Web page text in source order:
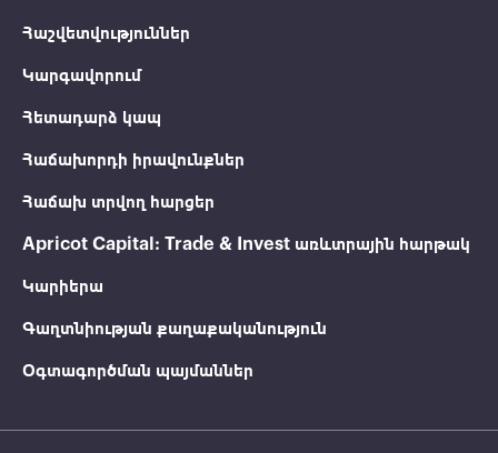
Հաշվետվություններ
Կարգավորում
Հետադարձ կապ
Հաճախորդի իրավունքներ
Հաճախ տրվող հարցեր
Apricot Capital: Trade & Invest առևտրային հարթակ
Կարիերա
Գաղտնիության քաղաքականություն
Օգտագործման պայմաններ